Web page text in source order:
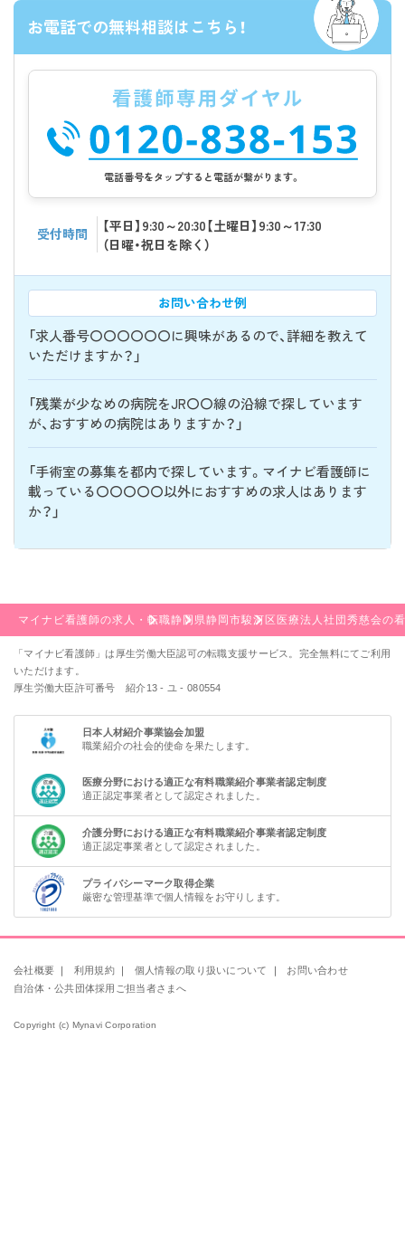
お電話での無料相談はこちら！
電話番号をタップすると電話が繋がります。
受付時間
【平日】9:30～20:30【土曜日】9:30～17:30
（日曜・祝日を除く）
お問い合わせ例
「求人番号〇〇〇〇〇〇に興味があるので、詳細を教えて
いただけますか？」
「残業が少なめの病院をJR〇〇線の沿線で探しています
が、おすすめの病院はありますか？」
「手術室の募集を都内で探しています。マイナビ看護師に
載っている〇〇〇〇〇以外におすすめの求人はあります
か？」
マイナビ看護師の求人・転職静岡県静岡市駿河区 医療法人社団秀慈会の
「マイナビ看護師」は厚生労働大臣認可の転職支援サービス。完全無料にてご利用
いただけます。
厚生労働大臣許可番号 紹介13 - ユ - 080554
日本人材紹介事業協会加盟
職業紹介の社会的使命を果たします。
医療分野における適正な有料職業紹介事業者認定制度
適正認定事業者として認定されました。
介護分野における適正な有料職業紹介事業者認定制度
適正認定事業者として認定されました。
プライバシーマーク取得企業
厳密な管理基準で個人情報をお守りします。
会社概要 ｜ 利用規約 ｜ 個人情報の取り扱いについて ｜
お問い合わせ
自治体・公共団体採用ご担当者さまへ
Copyright (c) Mynavi Corporation